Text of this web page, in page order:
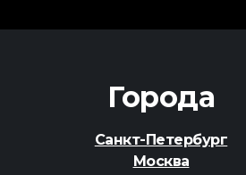
Города
Санкт-Петербург
Москва